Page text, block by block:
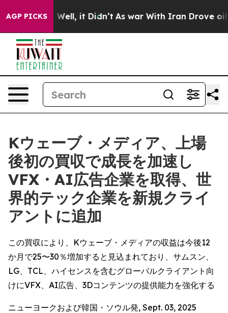
AGP PICKS
Well, it Didn’t As war With Iran Drove oil
Kウェーブ・メディア、上場
後初の買収で成長を加速し
VFX・AI広告企業を取得、世
界的テック企業を新規クライ
アントに追加
この買収により、Kウェーブ・メディアの収益は今後12
か月で25〜30％増加すると見込まれており、サムスン、
LG、TCL、ハイセンスを含むグローバルクライアント向
けにVFX、AI広告、3Dコンテンツの提供能力を強化する
ニューヨークおよび韓国・ソウル発, Sept. 03, 2025